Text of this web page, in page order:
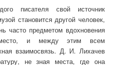
писателя свой источник
становится другой человек,
часто предметом вдохновения
место, и между этим всем
взаимосвязь. Д. И. Лихачев
не зная места, где она